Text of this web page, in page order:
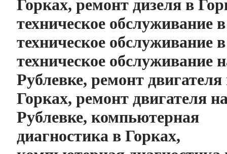
Горках, ремонт дизеля в
техническое обслуживание
техническое обслуживание
техническое обслуживание
Рублевке, ремонт двигателя
Горках, ремонт двигателя
Рублевке, компьютерная
диагностика в Горках,